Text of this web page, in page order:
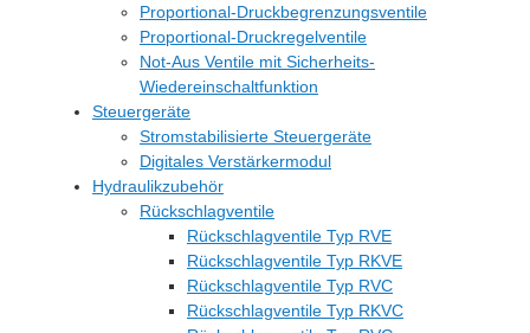
Proportional-Druckbegrenzungsventile
Proportional-Druckregelventile
Not-Aus Ventile mit Sicherheits-
Wiedereinschaltfunktion
Steuergeräte
Stromstabilisierte Steuergeräte
Digitales Verstärkermodul
Hydraulikzubehör
Rückschlagventile
Rückschlagventile Typ RVE
Rückschlagventile Typ RKVE
Rückschlagventile Typ RVC
Rückschlagventile Typ RKVC